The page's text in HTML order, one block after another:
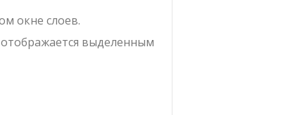
окне слоев.
выделенным